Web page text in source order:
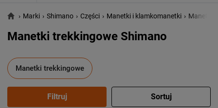
› Marki › Shimano › Części › Manetki i klamkomanetki › Manetki
Manetki trekkingowe Shimano
Manetki trekkingowe